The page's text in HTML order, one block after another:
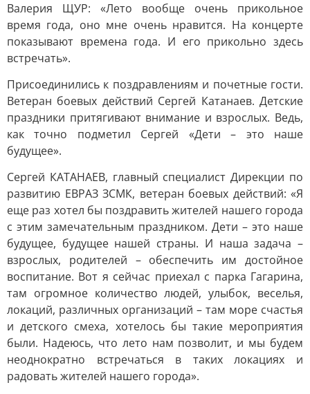
Валерия ЩУР: «Лето вообще очень прикольное
время года, оно мне очень нравится. На концерте
показывают времена года. И его прикольно здесь
встречать».
Присоединились к поздравлениям и почетные гости.
Ветеран боевых действий Сергей Катанаев. Детские
праздники притягивают внимание и взрослых. Ведь,
как точно подметил Сергей «Дети – это наше
будущее».
Сергей КАТАНАЕВ, главный специалист Дирекции по
развитию ЕВРАЗ ЗСМК, ветеран боевых действий: «Я
еще раз хотел бы поздравить жителей нашего города
с этим замечательным праздником. Дети – это наше
будущее, будущее нашей страны. И наша задача –
взрослых, родителей – обеспечить им достойное
воспитание. Вот я сейчас приехал с парка Гагарина,
там огромное количество людей, улыбок, веселья,
локаций, различных организаций – там море счастья
и детского смеха, хотелось бы такие мероприятия
были. Надеюсь, что лето нам позволит, и мы будем
неоднократно встречаться в таких локациях и
радовать жителей нашего города».